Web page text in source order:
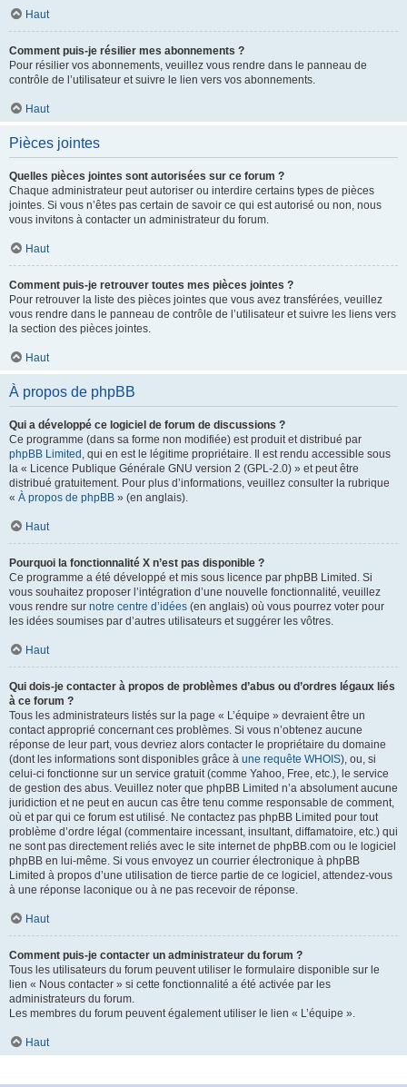
Haut
Comment puis-je résilier mes abonnements ?
Pour résilier vos abonnements, veuillez vous rendre dans le panneau de
contrôle de l’utilisateur et suivre le lien vers vos abonnements.
Haut
Pièces jointes
Quelles pièces jointes sont autorisées sur ce forum ?
Chaque administrateur peut autoriser ou interdire certains types de pièces
jointes. Si vous n’êtes pas certain de savoir ce qui est autorisé ou non, nous
vous invitons à contacter un administrateur du forum.
Haut
Comment puis-je retrouver toutes mes pièces jointes ?
Pour retrouver la liste des pièces jointes que vous avez transférées, veuillez
vous rendre dans le panneau de contrôle de l’utilisateur et suivre les liens vers
la section des pièces jointes.
Haut
À propos de phpBB
Qui a développé ce logiciel de forum de discussions ?
Ce programme (dans sa forme non modifiée) est produit et distribué par
phpBB Limited , qui en est le légitime propriétaire. Il est rendu accessible sous
la « Licence Publique Générale GNU version 2 (GPL-2.0) » et peut être
distribué gratuitement. Pour plus d’informations, veuillez consulter la rubrique
« À propos de phpBB » (en anglais).
Haut
Pourquoi la fonctionnalité X n’est pas disponible ?
Ce programme a été développé et mis sous licence par phpBB Limited. Si
vous souhaitez proposer l’intégration d’une nouvelle fonctionnalité, veuillez
vous rendre sur notre centre d’idées (en anglais) où vous pourrez voter pour
les idées soumises par d’autres utilisateurs et suggérer les vôtres.
Haut
Qui dois-je contacter à propos de problèmes d’abus ou d’ordres légaux liés
à ce forum ?
Tous les administrateurs listés sur la page « L’équipe » devraient être un
contact approprié concernant ces problèmes. Si vous n’obtenez aucune
réponse de leur part, vous devriez alors contacter le propriétaire du domaine
(dont les informations sont disponibles grâce à une requête WHOIS), ou, si
celui-ci fonctionne sur un service gratuit (comme Yahoo, Free, etc.), le service
de gestion des abus. Veuillez noter que phpBB Limited n’a absolument aucune
juridiction et ne peut en aucun cas être tenu comme responsable de comment,
où et par qui ce forum est utilisé. Ne contactez pas phpBB Limited pour tout
problème d’ordre légal (commentaire incessant, insultant, diffamatoire, etc.) qui
ne sont pas directement reliés avec le site internet de phpBB.com ou le logiciel
phpBB en lui-même. Si vous envoyez un courrier électronique à phpBB
Limited à propos d’une utilisation de tierce partie de ce logiciel, attendez-vous
à une réponse laconique ou à ne pas recevoir de réponse.
Haut
Comment puis-je contacter un administrateur du forum ?
Tous les utilisateurs du forum peuvent utiliser le formulaire disponible sur le
lien « Nous contacter » si cette fonctionnalité a été activée par les
administrateurs du forum.
Les membres du forum peuvent également utiliser le lien « L’équipe ».
Haut